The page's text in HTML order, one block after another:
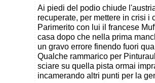
Ai piedi del podio chiude
recuperate, per mettere in crisi
Parimerito con lui il francese
casa dopo che nella prima
un gravo errore finendo fuori
Qualche rammarico per
sciare su quella pista ormai
incamerando altri punti per la